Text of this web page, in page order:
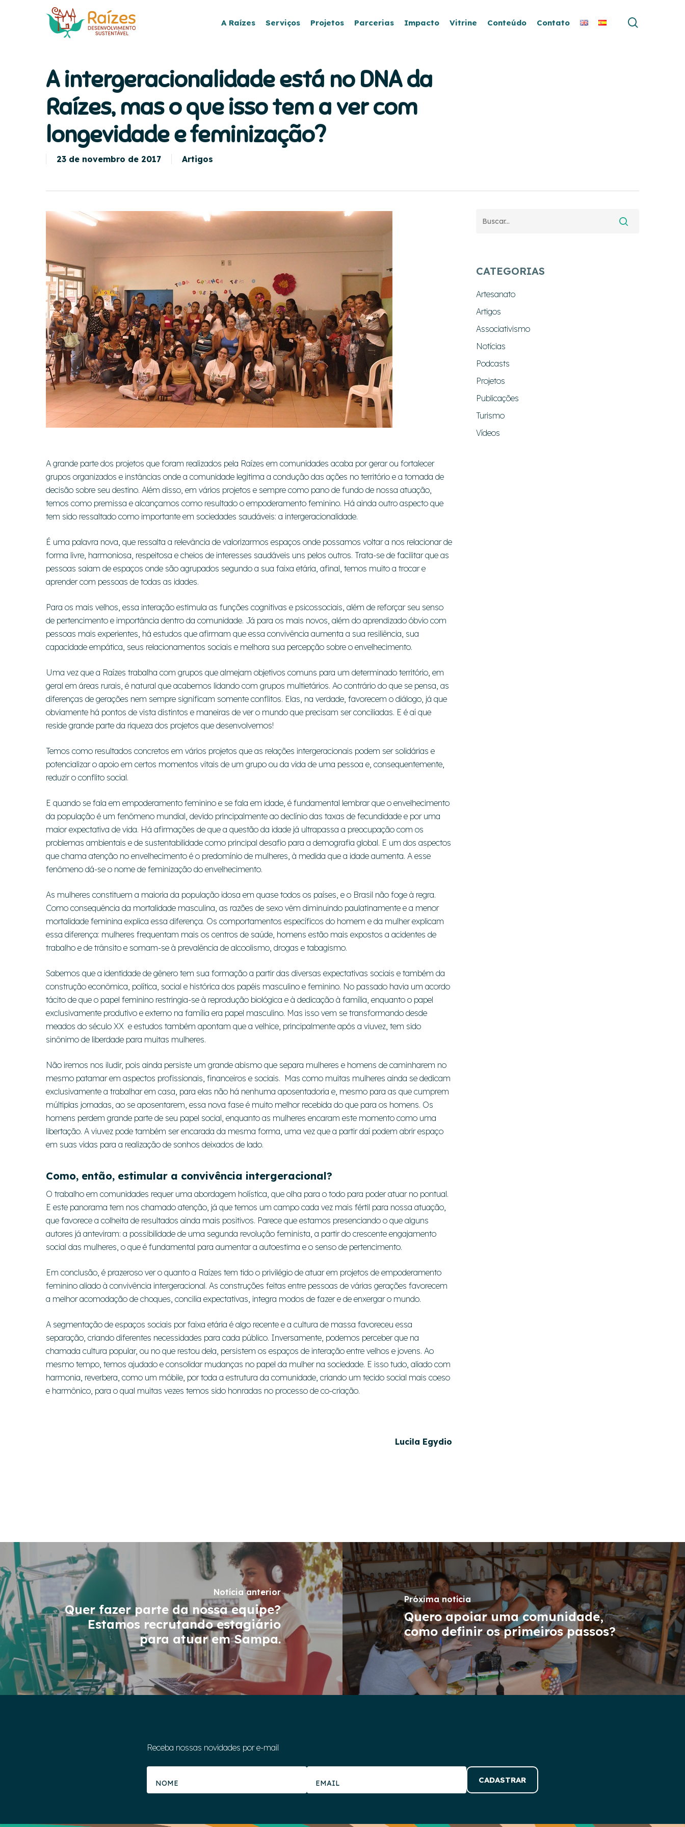
Hit enter to search or ESC to close
A Raízes Serviços Projetos Parcerias Impacto Vitrine Conteúdo Contato
A intergeracionalidade está no DNA da
Raízes, mas o que isso tem a ver com
longevidade e feminização?
23 de novembro de 2017 Artigos
A grande parte dos projetos que foram realizados pela Raízes em comunidades acaba por gerar ou fortalecer
grupos organizados e instâncias onde a comunidade legitima a condução das ações no território e a tomada de
decisão sobre seu destino. Além disso, em vários projetos e sempre como pano de fundo de nossa atuação,
temos como premissa e alcançamos como resultado o empoderamento feminino. Há ainda outro aspecto que
tem sido ressaltado como importante em sociedades saudáveis: a intergeracionalidade.
É uma palavra nova, que ressalta a relevância de valorizarmos espaços onde possamos voltar a nos relacionar de
forma livre, harmoniosa, respeitosa e cheios de interesses saudáveis uns pelos outros. Trata-se de facilitar que as
pessoas saiam de espaços onde são agrupados segundo a sua faixa etária, afinal, temos muito a trocar e
aprender com pessoas de todas as idades.
Para os mais velhos, essa interação estimula as funções cognitivas e psicossociais, além de reforçar seu senso
de pertencimento e importância dentro da comunidade. Já para os mais novos, além do aprendizado óbvio com
pessoas mais experientes, há estudos que afirmam que essa convivência aumenta a sua resiliência, sua
capacidade empática, seus relacionamentos sociais e melhora sua percepção sobre o envelhecimento.
Uma vez que a Raízes trabalha com grupos que almejam objetivos comuns para um determinado território, em
geral em áreas rurais, é natural que acabemos lidando com grupos multietários. Ao contrário do que se pensa, as
diferenças de gerações nem sempre significam somente conflitos. Elas, na verdade, favorecem o diálogo, já que
obviamente há pontos de vista distintos e maneiras de ver o mundo que precisam ser conciliadas. E é aí que
reside grande parte da riqueza dos projetos que desenvolvemos!
Temos como resultados concretos em vários projetos que as relações intergeracionais podem ser solidárias e
potencializar o apoio em certos momentos vitais de um grupo ou da vida de uma pessoa e, consequentemente,
reduzir o conflito social.
E quando se fala em empoderamento feminino e se fala em idade, é fundamental lembrar que o envelhecimento
da população é um fenômeno mundial, devido principalmente ao declínio das taxas de fecundidade e por uma
maior expectativa de vida. Há afirmações de que a questão da idade já ultrapassa a preocupação com os
problemas ambientais e de sustentabilidade como principal desafio para a demografia global. E um dos aspectos
que chama atenção no envelhecimento é o predomínio de mulheres, à medida que a idade aumenta. A esse
fenômeno dá-se o nome de feminização do envelhecimento.
As mulheres constituem a maioria da população idosa em quase todos os países, e o Brasil não foge à regra.
Como consequência da mortalidade masculina, as razões de sexo vêm diminuindo paulatinamente e a menor
mortalidade feminina explica essa diferença. Os comportamentos específicos do homem e da mulher explicam
essa diferença: mulheres frequentam mais os centros de saúde, homens estão mais expostos a acidentes de
trabalho e de trânsito e somam-se à prevalência de alcoolismo, drogas e tabagismo.
Sabemos que a identidade de gênero tem sua formação a partir das diversas expectativas sociais e também da
construção econômica, política, social e histórica dos papéis masculino e feminino. No passado havia um acordo
tácito de que o papel feminino restringia-se à reprodução biológica e à dedicação à família, enquanto o papel
exclusivamente produtivo e externo na família era papel masculino. Mas isso vem se transformando desde
meados do século XX e estudos também apontam que a velhice, principalmente após a viuvez, tem sido
sinônimo de liberdade para muitas mulheres.
Não iremos nos iludir, pois ainda persiste um grande abismo que separa mulheres e homens de caminharem no
mesmo patamar em aspectos profissionais, financeiros e sociais. Mas como muitas mulheres ainda se dedicam
exclusivamente a trabalhar em casa, para elas não há nenhuma aposentadoria e, mesmo para as que cumprem
múltiplas jornadas, ao se aposentarem, essa nova fase é muito melhor recebida do que para os homens. Os
homens perdem grande parte de seu papel social, enquanto as mulheres encaram este momento como uma
libertação. A viuvez pode também ser encarada da mesma forma, uma vez que a partir daí podem abrir espaço
em suas vidas para a realização de sonhos deixados de lado.
Como, então, estimular a convivência intergeracional?
O trabalho em comunidades requer uma abordagem holística, que olha para o todo para poder atuar no pontual.
E este panorama tem nos chamado atenção, já que temos um campo cada vez mais fértil para nossa atuação,
que favorece a colheita de resultados ainda mais positivos. Parece que estamos presenciando o que alguns
autores já anteviram: a possibilidade de uma segunda revolução feminista, a partir do crescente engajamento
social das mulheres, o que é fundamental para aumentar a autoestima e o senso de pertencimento.
Em conclusão, é prazeroso ver o quanto a Raízes tem tido o privilégio de atuar em projetos de empoderamento
feminino aliado à convivência intergeracional. As construções feitas entre pessoas de várias gerações favorecem
a melhor acomodação de choques, concilia expectativas, integra modos de fazer e de enxergar o mundo.
A segmentação de espaços sociais por faixa etária é algo recente e a cultura de massa favoreceu essa
separação, criando diferentes necessidades para cada público. Inversamente, podemos perceber que na
chamada cultura popular, ou no que restou dela, persistem os espaços de interação entre velhos e jovens. Ao
mesmo tempo, temos ajudado e consolidar mudanças no papel da mulher na sociedade. E isso tudo, aliado com
harmonia, reverbera, como um móbile, por toda a estrutura da comunidade, criando um tecido social mais coeso
e harmônico, para o qual muitas vezes temos sido honradas no processo de co-criação.
Lucila Egydio
CATEGORIAS
Artesanato
Artigos
Associativismo
Notícias
Podcasts
Projetos
Publicações
Turismo
Vídeos
Notícia anterior
Quer fazer parte da nossa equipe?
Estamos recrutando estagiário
para atuar em Sampa.
Próxima notícia
Quero apoiar uma comunidade,
como definir os primeiros passos?
Receba nossas novidades por e-mail